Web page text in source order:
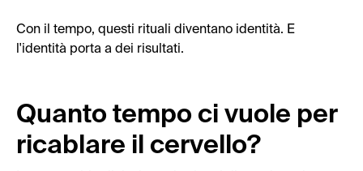
Con il tempo, questi rituali diventano identità. E
l'identità porta a dei risultati.
Quanto tempo ci vuole per
ricablare il cervello?